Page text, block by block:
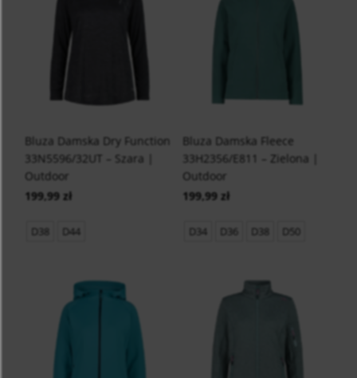
Bluza Damska Dry Function
33N5596/32UT – Szara |
Outdoor
199,99 zł
D38 D44
Bluza Damska Fleece
33H2356/E811 – Zielona |
Outdoor
199,99 zł
D34 D36 D38 D50